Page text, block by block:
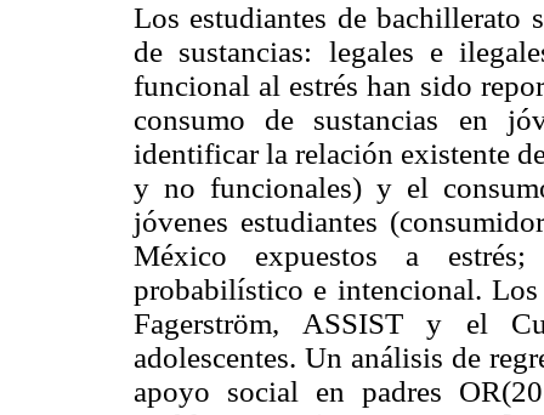
Los estudiantes de bachillerato
de sustancias: legales e
funcional al estrés han sido
consumo de sustancias en
identificar la relación existente
y no funcionales) y el
jóvenes estudiantes
México expuestos a
probabilístico e intencional.
Fagerström, ASSIST y el
adolescentes. Un análisis de
apoyo social en padres